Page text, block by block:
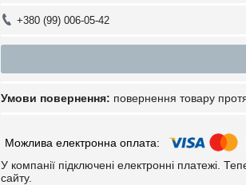
+380 (99) 006-05-42
повернення товару
У компанії підключені електронні платежі.
сайту.